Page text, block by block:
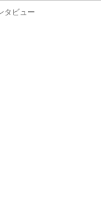
タビュー